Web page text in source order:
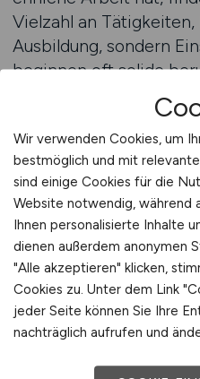
Vielzahl an
Ausbildung, sondern
beginnen oft solide
Helfende Hände
Bereichen des
Hochbau, Tiefbau,
oder im Garten- und
Aufgaben sind
Materialien
vorbereiten, beim
Baustelle helfen, grobe
durchführen oder
gebraucht wird. Diese
körperlich fordernd,
Strukturen und sofort
Wir verwenden Cookies, um
bestmöglich und mit
sind einige Cookies für die
Website notwendig, während
Ihnen personalisierte Inhalte
dienen außerdem anonymen
"Alle akzeptieren" klicken,
Cookies zu. Unter dem Link
jeder Seite können Sie Ihre
nachträglich aufrufen und